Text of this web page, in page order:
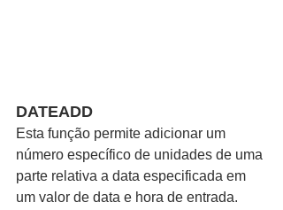
DATEADD
Esta função permite adicionar um
número específico de unidades de uma
parte relativa a data especificada em
um valor de data e hora de entrada.